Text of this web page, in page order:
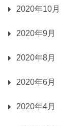
2020年10月
2020年9月
2020年8月
2020年6月
2020年4月